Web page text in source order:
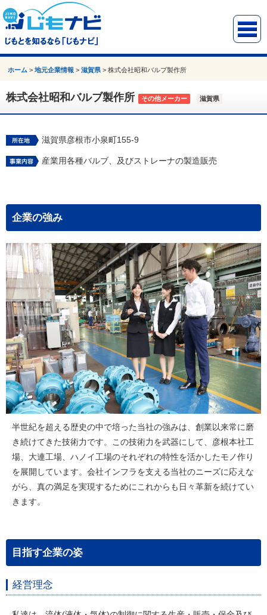
ホーム >地元企業情報 >滋賀県 >株式会社昭和バルブ製作所
株式会社昭和バルブ製作所 その他メーカー 滋賀県
滋賀県彦根市小泉町155-9
産業用各種バルブ、及びストレーナの製造販売
企業の強み
半世紀を超える歴史の中で培った当社の強みは、創業以来常に磨
き続けてきた技術力です。この技術力を武器にして、彦根本社工
場、大連工場、ハノイ工場のそれぞれの特性を活かしたモノ作り
を展開しています。会社インフラを支える当社のニーズに応えな
がら、真の満足を実現するためにこれからも日々革新を続けてい
きます。
目指す企業の姿
経営理念